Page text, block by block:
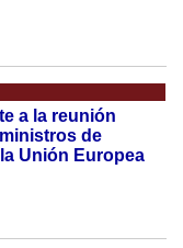
a la reunión
de
Unión Europea